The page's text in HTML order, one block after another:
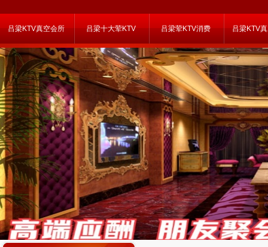
吕梁KTV真空会所 吕梁十大荤KTV 吕梁荤KTV消费 吕梁KTV